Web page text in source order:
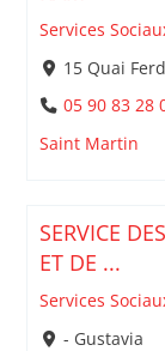
Services
15 Quai
05 90 83 28
Saint Martin
SERVICE
ET DE ...
Services
- Gustavia